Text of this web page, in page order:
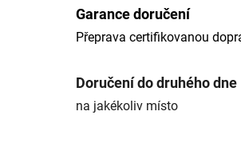
Garance doručení
Přeprava certifikovanou
Doručení do druhého dne
na jakékoliv místo